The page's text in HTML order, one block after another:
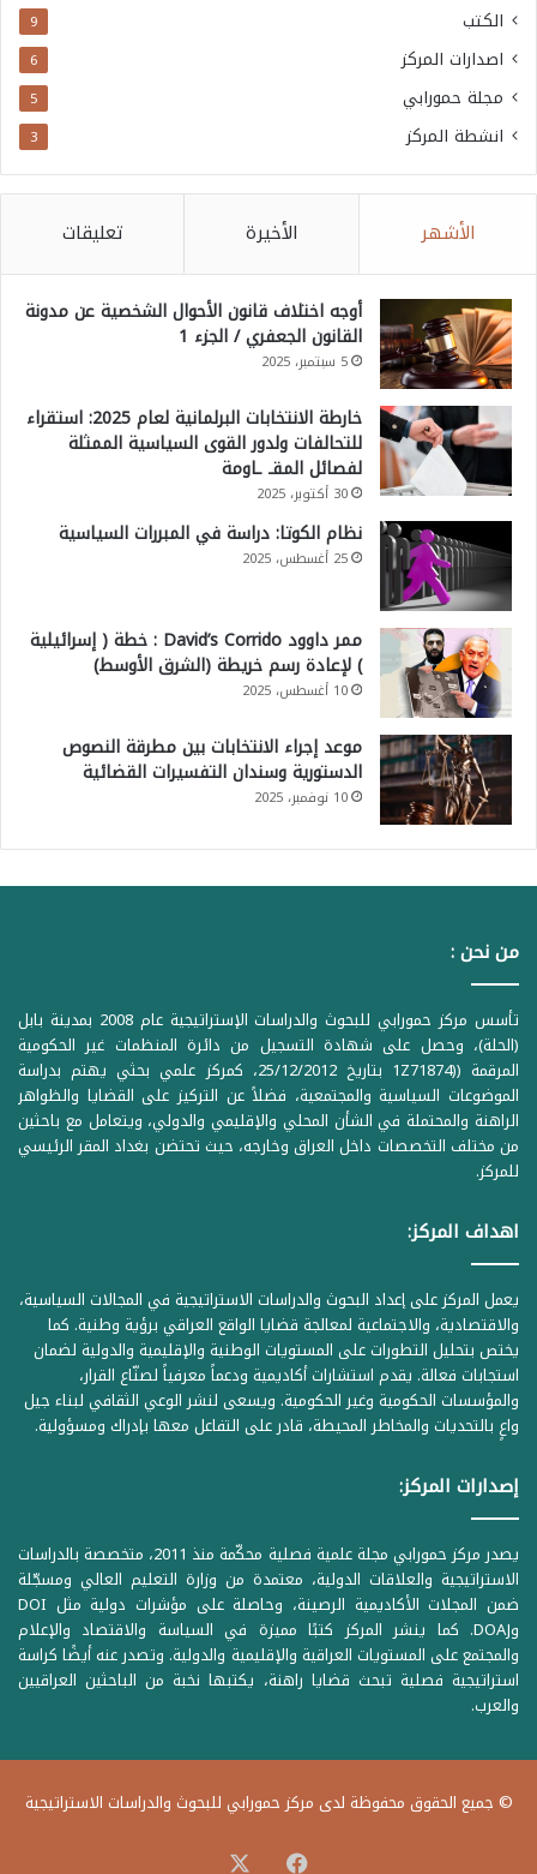
الكتب 9
اصدارات المركز 6
مجلة حمورابي 5
انشطة المركز 3
الأشهر الأخيرة تعليقات
أوجه اختلاف قانون الأحوال الشخصية عن مدونة
القانون الجعفري / الجزء 1
5 سبتمبر، 2025
خارطة الانتخابات البرلمانية لعام 2025: استقراء
للتحالفات ولدور القوى السياسية الممثلة
لفصائل المقـ ـاومة
30 أكتوبر، 2025
نظام الكوتا: دراسة في المبررات السياسية
25 أغسطس، 2025
ممر داوود David’s Corrido : خطة ( إسرائيلية
) لإعادة رسم خريطة (الشرق الأوسط)
10 أغسطس، 2025
موعد إجراء الانتخابات بين مطرقة النصوص
الدستورية وسندان التفسيرات القضائية
10 نوفمبر، 2025
من نحن :
تأسس مركز حمورابي للبحوث والدراسات الإستراتيجية عام 2008 بمدينة بابل
(الحلة)، وحصل على شهادة التسجيل من دائرة المنظمات غير الحكومية
المرقمة ((1Z71874 بتاريخ 25/12/2012، كمركز علمي بحثي يهتم بدراسة
الموضوعات السياسية والمجتمعية، فضلاً عن التركيز على القضايا والظواهر
الراهنة والمحتملة في الشأن المحلي والإقليمي والدولي، ويتعامل مع باحثين
من مختلف التخصصات داخل العراق وخارجه، حيث تحتضن بغداد المقر الرئيسي
للمركز.
اهداف المركز:
يعمل المركز على إعداد البحوث والدراسات الاستراتيجية في المجالات السياسية،
والاقتصادية، والاجتماعية لمعالجة قضايا الواقع العراقي برؤية وطنية. كما
يختص بتحليل التطورات على المستويات الوطنية والإقليمية والدولية لضمان
استجابات فعالة. يقدم استشارات أكاديمية ودعماً معرفياً لصنّاع القرار،
والمؤسسات الحكومية وغير الحكومية. ويسعى لنشر الوعي الثقافي لبناء جيل
واعٍ بالتحديات والمخاطر المحيطة، قادر على التفاعل معها بإدراك ومسؤولية.
إصدارات المركز:
يصدر مركز حمورابي مجلة علمية فصلية محكّمة منذ 2011، متخصصة بالدراسات
الاستراتيجية والعلاقات الدولية، معتمدة من وزارة التعليم العالي ومسجّلة
ضمن المجلات الأكاديمية الرصينة، وحاصلة على مؤشرات دولية مثل DOI
وDOAJ. كما ينشر المركز كتبًا مميزة في السياسة والاقتصاد والإعلام
والمجتمع على المستويات العراقية والإقليمية والدولية. وتصدر عنه أيضًا كراسة
استراتيجية فصلية تبحث قضايا راهنة، يكتبها نخبة من الباحثين العراقيين
والعرب.
© جميع الحقوق محفوظة لدى مركز حمورابي للبحوث والدراسات الاستراتيجية
فيسبوك